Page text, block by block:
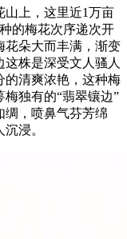
上，这里近1万亩
的梅花次序递次开
花朵大而丰满，渐变
株是深受文人骚人
的清爽浓艳，这种梅
独有的“翡翠镶边”
绸，喷鼻气芬芳绵
浸。